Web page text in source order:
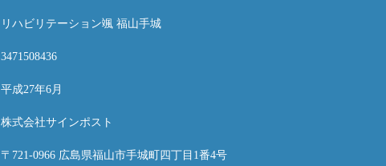
リハビリテーション颯 福山手城
3471508436
平成27年6月
株式会社サインポスト
〒721-0966 広島県福山市手城町四丁目1番4号